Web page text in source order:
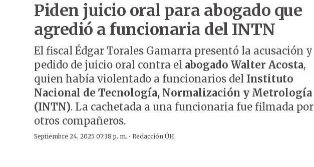
Piden juicio oral para abogado que
agredió a funcionaria del INTN
El fiscal Édgar Torales Gamarra presentó la acusación y
pedido de juicio oral contra el abogado Walter Acosta,
quien había violentado a funcionarios del Instituto
Nacional de Tecnología, Normalización y Metrología
(INTN). La cachetada a una funcionaria fue filmada por
otros compañeros.
Septiembre 24, 2025 07:38 p. m. · Redacción ÚH